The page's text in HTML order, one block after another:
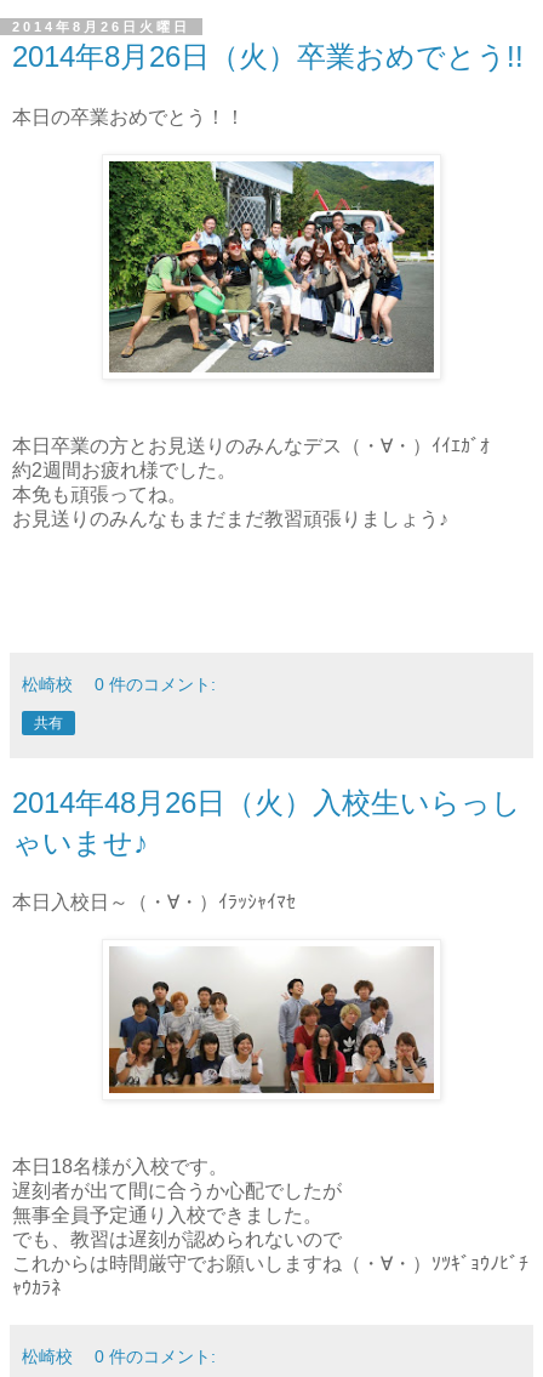
2014年8月26日火曜日
2014年8月26日（火）卒業おめでとう!!
本日の卒業おめでとう！！
本日卒業の方とお見送りのみんなデス（・∀・）ｲｲｴｶﾞｵ
約2週間お疲れ様でした。
本免も頑張ってね。
お見送りのみんなもまだまだ教習頑張りましょう♪
松崎校 0 件のコメント:
共有
2014年48月26日（火）入校生いらっし
ゃいませ♪
本日入校日～（・∀・）ｲﾗｯｼｬｲﾏｾ
本日18名様が入校です。
遅刻者が出て間に合うか心配でしたが
無事全員予定通り入校できました。
でも、教習は遅刻が認められないので
これからは時間厳守でお願いしますね（・∀・）ｿﾂｷﾞｮｳﾉﾋﾞﾁ
ｬｳｶﾗﾈ
松崎校 0 件のコメント: